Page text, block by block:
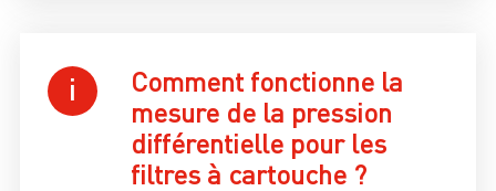
Comment fonctionne la
mesure de la pression
différentielle pour les
filtres à cartouche ?